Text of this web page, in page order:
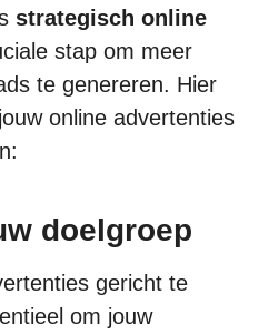
strategisch online
stap om meer
te genereren. Hier
online advertenties
doelgroep
gericht te
om jouw